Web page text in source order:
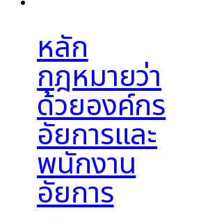
หลัก
กฎหมายว่า
ด้วยองค์กร
อัยการและ
พนักงาน
อัยการ